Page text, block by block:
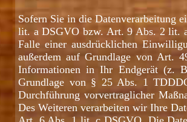
Sofern Sie in die Datenverarbeitung
lit. a DSGVO bzw. Art. 9 Abs. 2 lit.
Falle einer ausdrücklichen
außerdem auf Grundlage von Art.
Informationen in Ihr Endgerät (z.
Grundlage von § 25 Abs. 1
Durchführung vorvertraglicher
Des Weiteren verarbeiten wir Ihre